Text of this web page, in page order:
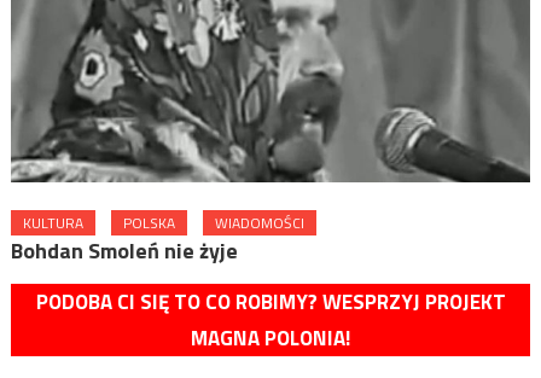
KULTURA POLSKA WIADOMOŚCI
Bohdan Smoleń nie żyje
PODOBA CI SIĘ TO CO ROBIMY? WESPRZYJ PROJEKT
MAGNA POLONIA!